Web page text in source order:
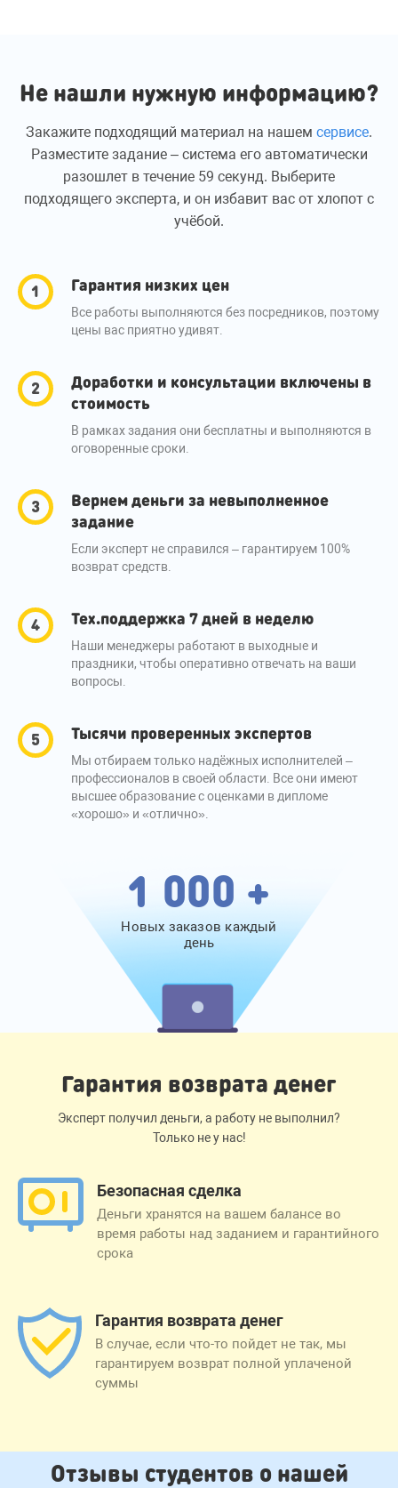
Не нашли нужную информацию?
Закажите подходящий материал на нашем сервисе.
Разместите задание – система его автоматически
разошлет в течение 59 секунд. Выберите
подходящего эксперта, и он избавит вас от хлопот с
учёбой.
Гарантия низких цен
Все работы выполняются без посредников, поэтому
цены вас приятно удивят.
Доработки и консультации включены в
стоимость
В рамках задания они бесплатны и выполняются в
оговоренные сроки.
Вернем деньги за невыполненное
задание
Если эксперт не справился – гарантируем 100%
возврат средств.
Тех.поддержка 7 дней в неделю
Наши менеджеры работают в выходные и
праздники, чтобы оперативно отвечать на ваши
вопросы.
Тысячи проверенных экспертов
Мы отбираем только надёжных исполнителей –
профессионалов в своей области. Все они имеют
высшее образование с оценками в дипломе
«хорошо» и «отлично».
1 000 +
Новых заказов каждый
день
Гарантия возврата денег
Эксперт получил деньги, а работу не выполнил?
Только не у нас!
Безопасная сделка
Деньги хранятся на вашем балансе во
время работы над заданием и гарантийного
срока
Гарантия возврата денег
В случае, если что-то пойдет не так, мы
гарантируем возврат полной уплаченой
суммы
Отзывы студентов о нашей